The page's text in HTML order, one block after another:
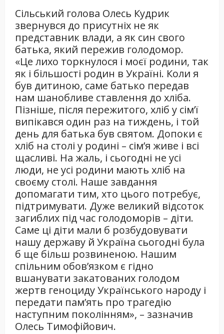
Сільський голова Олесь Кудрик
звернувся до присутніх не як
представник влади, а як син свого
батька, який пережив голодомор.
«Це лихо торкнулося і моєї родини, так
як і більшості родин в Україні. Коли я
був дитиною, саме батько передав
нам шанобливе ставлення до хліба.
Пізніше, після пережитого, хліб у сім’ї
випікався один раз на тиждень, і той
день для батька був святом. Допоки є
хліб на столі у родині – сім’я живе і всі
щасливі. На жаль, і сьогодні не усі
люди, не усі родини мають хліб на
своєму столі. Наше завдання
допомагати тим, хто цього потребує,
підтримувати. Дуже великий відсоток
загиблих під час голодоморів – діти.
Саме ці діти мали б розбудовувати
нашу державу й Україна сьогодні була
б ще більш розвиненою. Нашим
спільним обов’язком є гідно
вшанувати закатованих голодом
жертв геноциду Українського народу і
передати пам’ять про трагедію
наступним поколінням», – зазначив
Олесь Тимофійович.